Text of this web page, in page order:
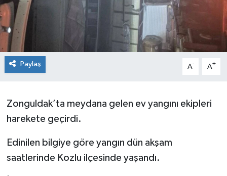
Paylaş A- A+
Zonguldak’ta meydana gelen ev yangını ekipleri
harekete geçirdi.
Edinilen bilgiye göre yangın dün akşam
saatlerinde Kozlu ilçesinde yaşandı.
Siyaset
YAŞAM